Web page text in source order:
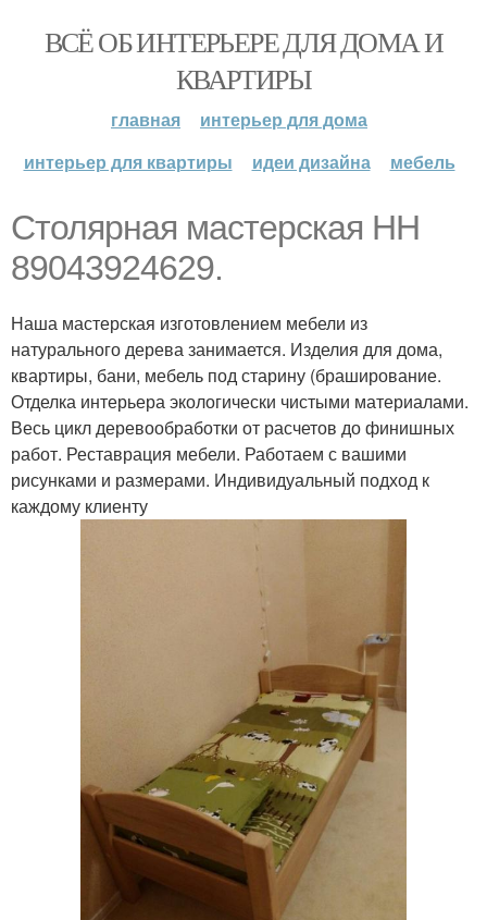
ВСЁ ОБ ИНТЕРЬЕРЕ ДЛЯ ДОМА И
КВАРТИРЫ
главная
интерьер для дома
интерьер для квартиры
идеи дизайна мебель
Столярная мастерская НН
89043924629.
Наша мастерская изготовлением мебели из
натурального дерева занимается. Изделия для дома,
квартиры, бани, мебель под старину (браширование.
Отделка интерьера экологически чистыми материалами.
Весь цикл деревообработки от расчетов до финишных
работ. Реставрация мебели. Работаем с вашими
рисунками и размерами. Индивидуальный подход к
каждому клиенту